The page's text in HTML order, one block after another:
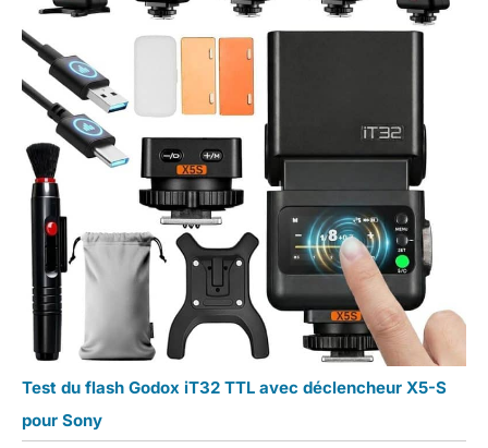
Test du flash Godox iT32 TTL avec déclencheur X5-S
pour Sony